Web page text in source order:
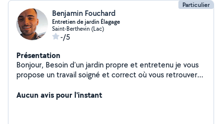
Particulier
Benjamin Fouchard
Entretien de jardin Élagage
Saint-Berthevin (Lac)
-/5
Présentation
Bonjour, Besoin d'un jardin propre et entretenu je vous
propose un travail soigné et correct où vous retrouver
Taillage de haie et arbustes - Tonte de pelouse -
Aucun avis pour l'instant